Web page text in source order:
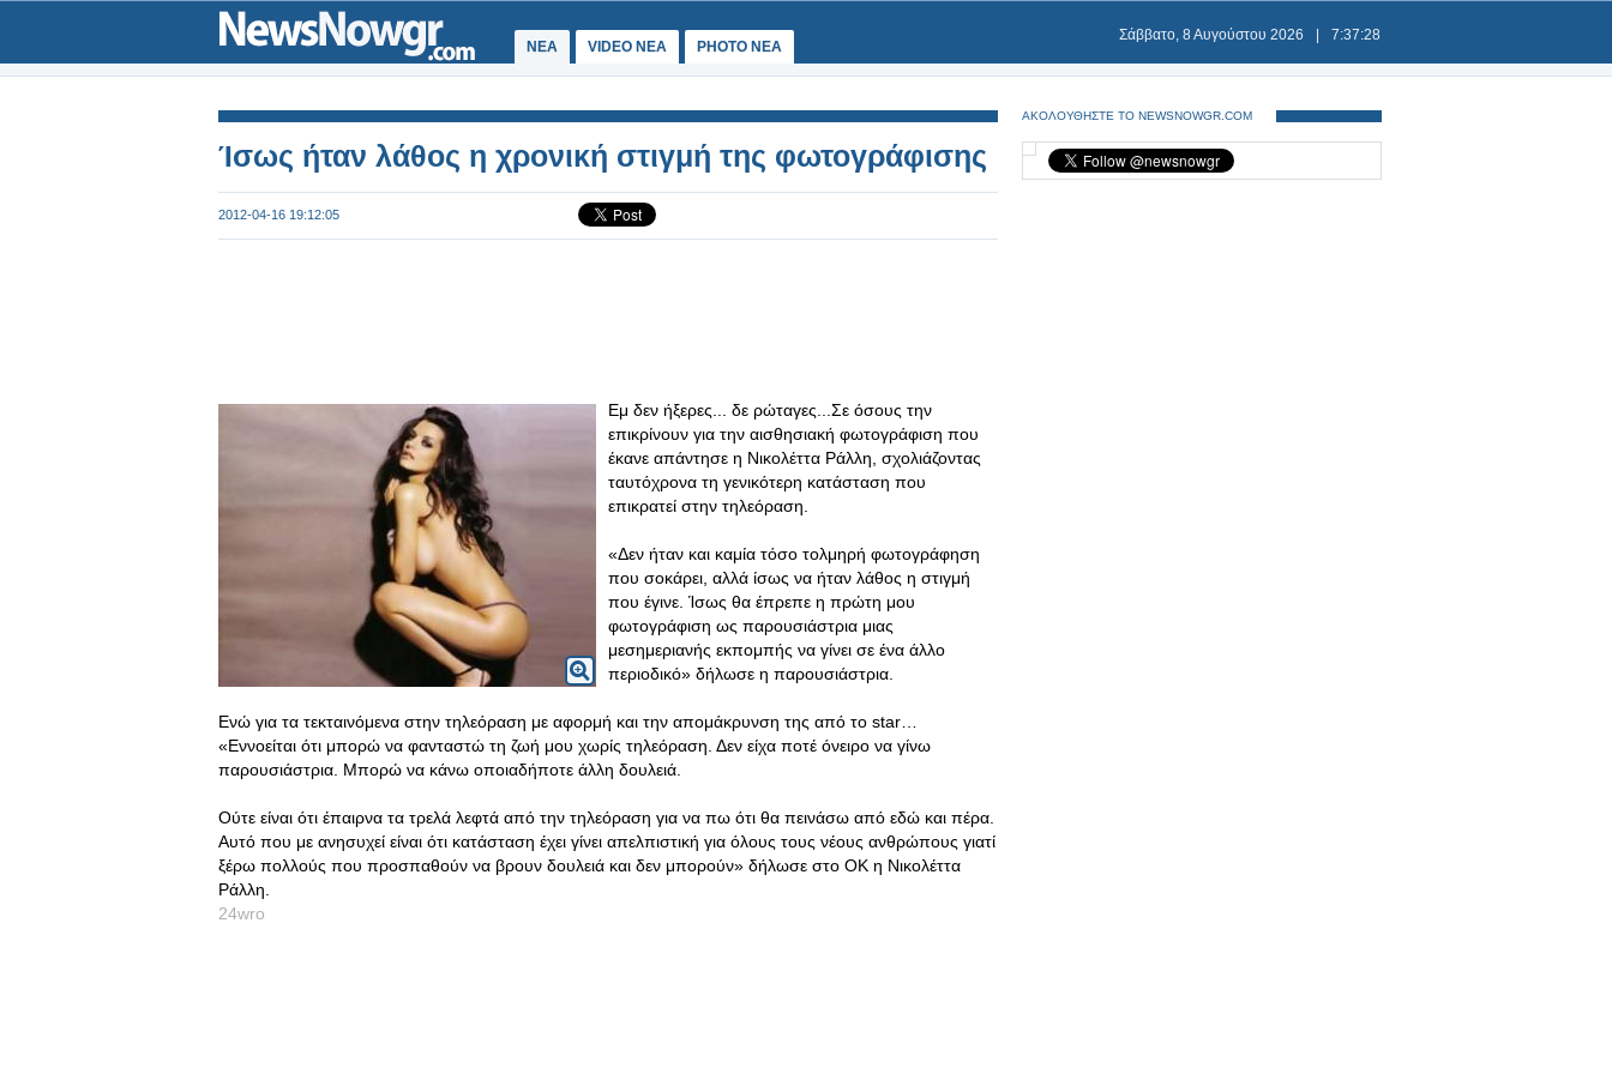
ΝΕΑ VIDEO NEA PHOTO NEA
Σάββατο, 8 Αυγούστου 2026 7:37:29
Ίσως ήταν λάθος η χρονική στιγμή της φωτογράφισης
2012-04-16 19:12:05
Εμ δεν ήξερες... δε ρώταγες...Σε όσους την
επικρίνουν για την αισθησιακή φωτογράφιση που
έκανε απάντησε η Νικολέττα Ράλλη, σχολιάζοντας
ταυτόχρονα τη γενικότερη κατάσταση που
επικρατεί στην τηλεόραση.
«Δεν ήταν και καμία τόσο τολμηρή φωτογράφηση
που σοκάρει, αλλά ίσως να ήταν λάθος η στιγμή
που έγινε. Ίσως θα έπρεπε η πρώτη μου
φωτογράφιση ως παρουσιάστρια μιας
μεσημεριανής εκπομπής να γίνει σε ένα άλλο
περιοδικό» δήλωσε η παρουσιάστρια.
Ενώ για τα τεκταινόμενα στην τηλεόραση με αφορμή και την απομάκρυνση της από το star…
«Εννοείται ότι μπορώ να φανταστώ τη ζωή μου χωρίς τηλεόραση. Δεν είχα ποτέ όνειρο να γίνω
παρουσιάστρια. Μπορώ να κάνω οποιαδήποτε άλλη δουλειά.
Ούτε είναι ότι έπαιρνα τα τρελά λεφτά από την τηλεόραση για να πω ότι θα πεινάσω από εδώ και πέρα.
Αυτό που με ανησυχεί είναι ότι κατάσταση έχει γίνει απελπιστική για όλους τους νέους ανθρώπους γιατί
ξέρω πολλούς που προσπαθούν να βρουν δουλειά και δεν μπορούν» δήλωσε στο OK η Νικολέττα
Ράλλη.
24wro
ΑΚΟΛΟΥΘΗΣΤΕ ΤΟ NEWSNOWGR.COM